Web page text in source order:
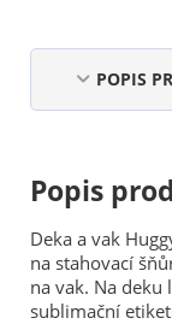
POPIS
Popis
Deka a vak
na stahovací
na vak. Na
sublimační